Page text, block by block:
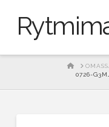
HOME
0726-